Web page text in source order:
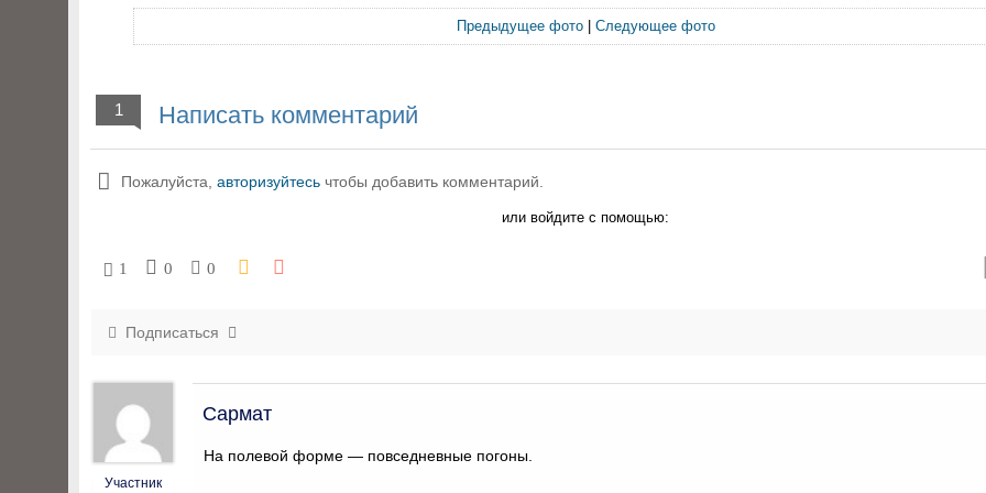
Предыдущее фото| Следующее фото
1 Написать комментарий
Пожалуйста, авторизуйтесь чтобы добавить комментарий.
или войдите с помощью:
1 0 0
Подписаться
Участник
Сармат
На полевой форме — повседневные погоны.